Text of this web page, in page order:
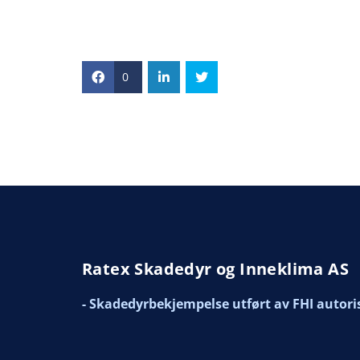
0
Ratex Skadedyr og Inneklima AS
- Skadedyrbekjempelse utført av FHI